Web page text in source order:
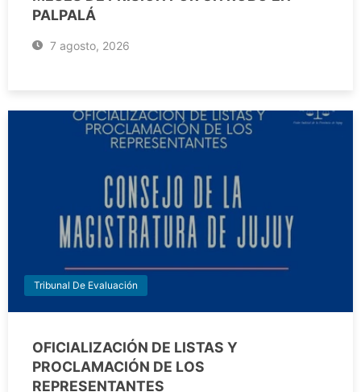
PALPALÁ
7 agosto, 2026
Tribunal De Evaluación
OFICIALIZACIÓN DE LISTAS Y
PROCLAMACIÓN DE LOS
REPRESENTANTES